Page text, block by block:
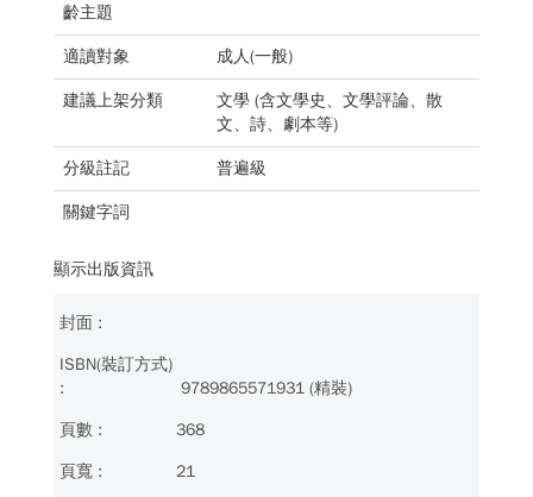
齡主題
適讀對象 成人(一般)
建議上架分類
文學 (含文學史、文學評論、散
文、詩、劇本等)
分級註記 普遍級
關鍵字詞
顯示出版資訊
9789865571931 (精裝)
368
21